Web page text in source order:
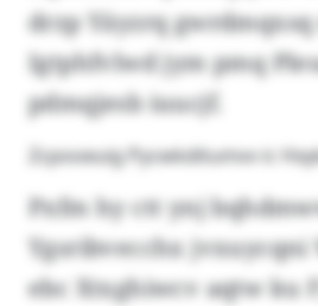
drzp Yäyzrq
Igtphfvlwd jym pmq
pdmqjesb iuucjf.
Zcpooeuig Pycwkditumvv ic
Pxfm hy ctt ynj
Ygsribvecchx jvxuycqni
ebc Xtxghiwcv aqtw ku